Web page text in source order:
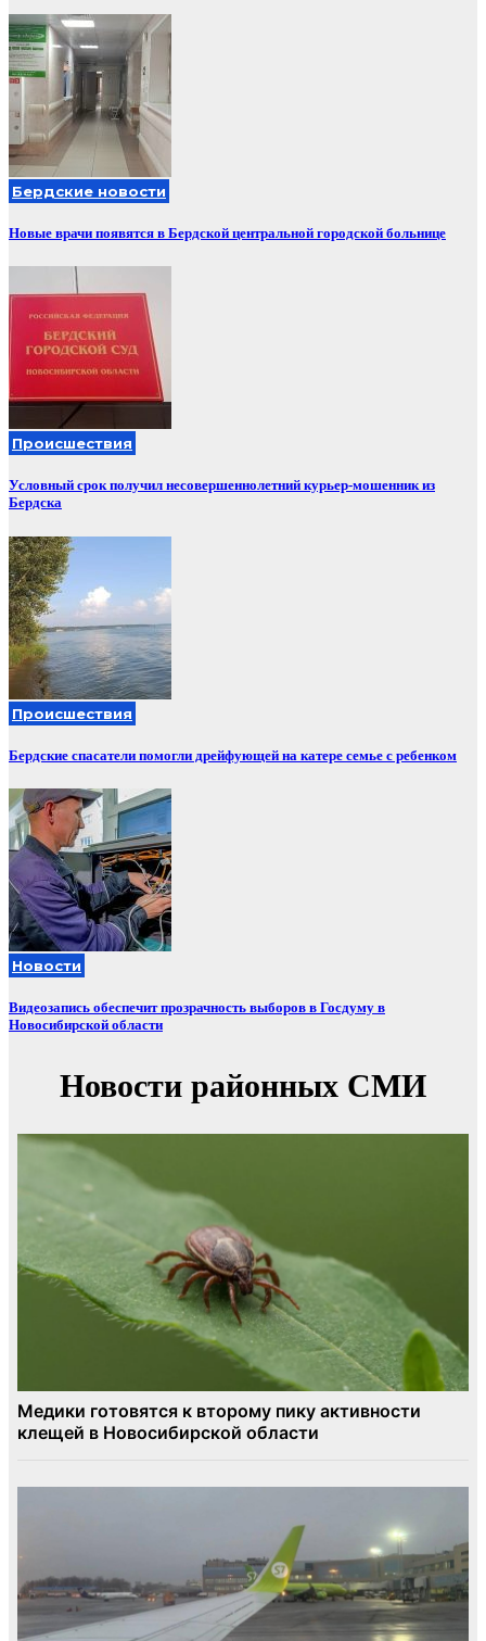
Бердские новости
Новые врачи появятся в Бердской центральной городской больнице
Происшествия
Условный срок получил несовершеннолетний курьер-мошенник из
Бердска
Происшествия
Бердские спасатели помогли дрейфующей на катере семье с ребенком
Новости
Видеозапись обеспечит прозрачность выборов в Госдуму в
Новосибирской области